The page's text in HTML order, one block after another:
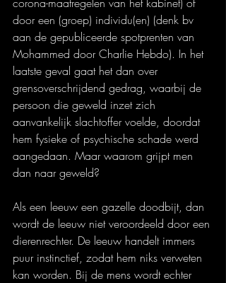
door een (groep) individu(en) (denk bv
aan de gepubliceerde spotprenten van
Mohammed door Charlie Hebdo). In het
laatste geval gaat het dan over
grensoverschrijdend gedrag, waarbij de
persoon die geweld inzet zich
aanvankelijk slachtoffer voelde, doordat
hem fysieke of psychische schade werd
aangedaan. Maar waarom grijpt men
dan naar geweld?
Als een leeuw een gazelle doodbijt, dan
wordt de leeuw niet veroordeeld door een
dierenrechter. De leeuw handelt immers
puur instinctief, zodat hem niks verweten
kan worden. Bij de mens wordt echter